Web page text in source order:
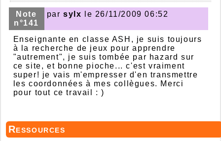
Note
n°141
par sylx le 26/11/2009 06:52
Enseignante en classe ASH, je suis toujours
à la recherche de jeux pour apprendre
"autrement", je suis tombée par hazard sur
ce site, et bonne pioche... c'est vraiment
super! je vais m'empresser d'en transmettre
les coordonnées à mes collègues. Merci
pour tout ce travail : )
Ressources